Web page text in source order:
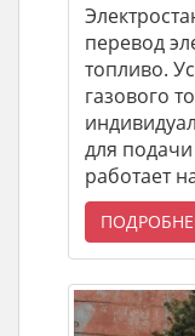
перевод
топливо.
газового
для
работает